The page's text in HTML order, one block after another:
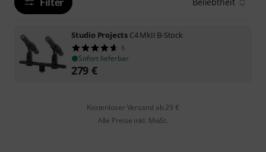
Studio Projects C4 MkII B-Stock
5
Sofort lieferbar
279 €
Kostenloser Versand ab 29 €
Alle Preise inkl. MwSt.